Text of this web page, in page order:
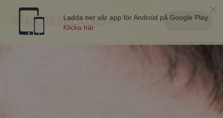
LOGGA IN
×
Ladda ner vår app för Android på Google Play.
Klicka här